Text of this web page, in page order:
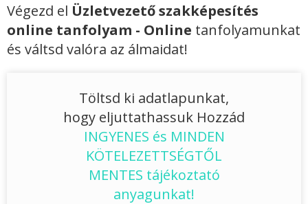
Végezd el Üzletvezető szakképesítés
online tanfolyam - Online tanfolyamunkat
és váltsd valóra az álmaidat!
Töltsd ki adatlapunkat,
hogy eljuttathassuk Hozzád
INGYENES és MINDEN
KÖTELEZETTSÉGTŐL
MENTES tájékoztató
anyagunkat!